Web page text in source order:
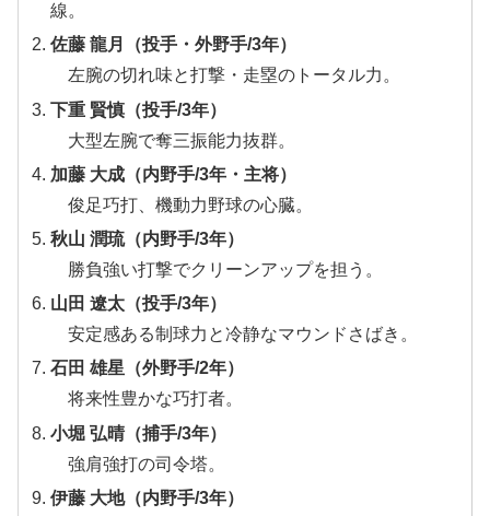
線。
佐藤 龍月（投手・外野手/3年）
左腕の切れ味と打撃・走塁のトータル力。
下重 賢慎（投手/3年）
大型左腕で奪三振能力抜群。
加藤 大成（内野手/3年・主将）
俊足巧打、機動力野球の心臓。
秋山 潤琉（内野手/3年）
勝負強い打撃でクリーンアップを担う。
山田 遼太（投手/3年）
安定感ある制球力と冷静なマウンドさばき。
石田 雄星（外野手/2年）
将来性豊かな巧打者。
小堀 弘晴（捕手/3年）
強肩強打の司令塔。
伊藤 大地（内野手/3年）